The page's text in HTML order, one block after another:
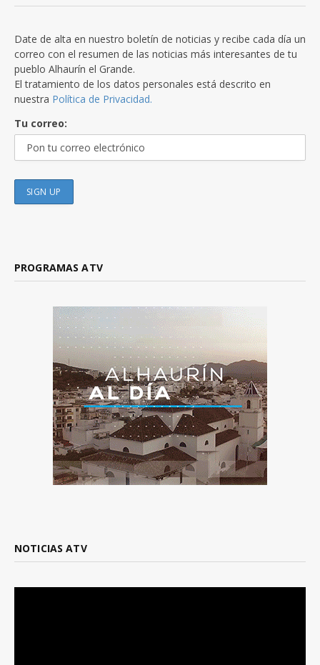
Date de alta en nuestro boletín de noticias y recibe cada día un
correo con el resumen de las noticias más interesantes de tu
pueblo Alhaurín el Grande.
El tratamiento de los datos personales está descrito en
nuestra Política de Privacidad.
Tu correo:
PROGRAMAS ATV
NOTICIAS ATV